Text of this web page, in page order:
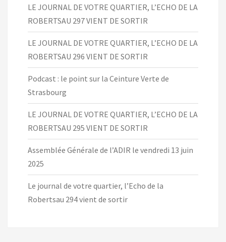
LE JOURNAL DE VOTRE QUARTIER, L’ECHO DE LA
ROBERTSAU 297 VIENT DE SORTIR
LE JOURNAL DE VOTRE QUARTIER, L’ECHO DE LA
ROBERTSAU 296 VIENT DE SORTIR
Podcast : le point sur la Ceinture Verte de
Strasbourg
LE JOURNAL DE VOTRE QUARTIER, L’ECHO DE LA
ROBERTSAU 295 VIENT DE SORTIR
Assemblée Générale de l’ADIR le vendredi 13 juin
2025
Le journal de votre quartier, l’Echo de la
Robertsau 294 vient de sortir